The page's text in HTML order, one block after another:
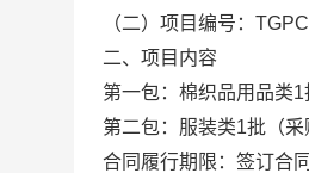
（二）项目编号：
二、项目内容
第一包：棉织品用品类1
第二包：服装类1批（采
合同履行期限：签订合